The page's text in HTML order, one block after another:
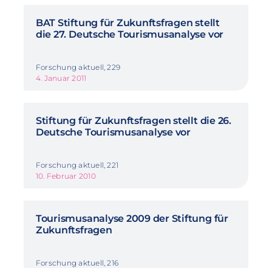
BAT Stiftung für Zukunftsfragen stellt
die 27. Deutsche Tourismusanalyse vor
Forschung aktuell, 229
4. Januar 2011
Stiftung für Zukunftsfragen stellt die 26.
Deutsche Tourismusanalyse vor
Forschung aktuell, 221
10. Februar 2010
Tourismusanalyse 2009 der Stiftung für
Zukunftsfragen
Forschung aktuell, 216